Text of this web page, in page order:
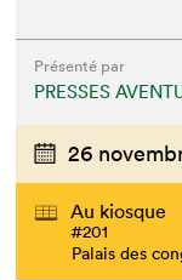
Présenté par
PRESSES
26
Au kiosque
#201
Palais des